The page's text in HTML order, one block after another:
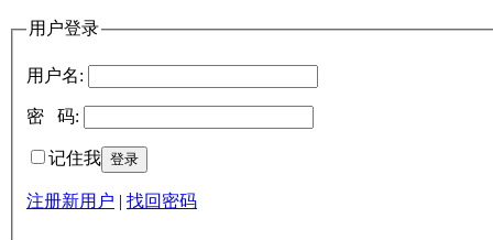
用户登录
用户名:
密 码:
记住我
注册新用户 | 找回密码